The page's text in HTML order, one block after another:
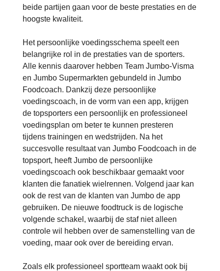
beide partijen gaan voor de beste prestaties en de
hoogste kwaliteit.
Het persoonlijke voedingsschema speelt een
belangrijke rol in de prestaties van de sporters.
Alle kennis daarover hebben Team Jumbo-Visma
en Jumbo Supermarkten gebundeld in Jumbo
Foodcoach. Dankzij deze persoonlijke
voedingscoach, in de vorm van een app, krijgen
de topsporters een persoonlijk en professioneel
voedingsplan om beter te kunnen presteren
tijdens trainingen en wedstrijden. Na het
succesvolle resultaat van Jumbo Foodcoach in de
topsport, heeft Jumbo de persoonlijke
voedingscoach ook beschikbaar gemaakt voor
klanten die fanatiek wielrennen. Volgend jaar kan
ook de rest van de klanten van Jumbo de app
gebruiken. De nieuwe foodtruck is de logische
volgende schakel, waarbij de staf niet alleen
controle wil hebben over de samenstelling van de
voeding, maar ook over de bereiding ervan.
Zoals elk professioneel sportteam waakt ook bij